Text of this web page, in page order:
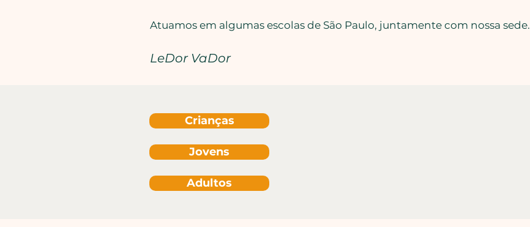
Atuamos em algumas escolas de São Paulo, juntamente com nossa sede.​
LeDor VaDor
Crianças
Jovens
Adultos